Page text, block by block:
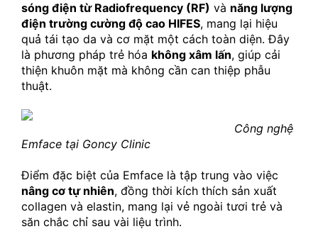
sóng điện từ Radiofrequency (RF) và năng lượng
điện trường cường độ cao HIFES, mang lại hiệu
quả tái tạo da và cơ mặt một cách toàn diện. Đây
là phương pháp trẻ hóa không xâm lấn, giúp cải
thiện khuôn mặt mà không cần can thiệp phẫu
thuật.
Công nghệ
Emface tại Goncy Clinic
nâng cơ tự nhiên, đồng thời kích thích sản xuất
collagen và elastin, mang lại vẻ ngoài tươi trẻ và
săn chắc chỉ sau vài liệu trình.